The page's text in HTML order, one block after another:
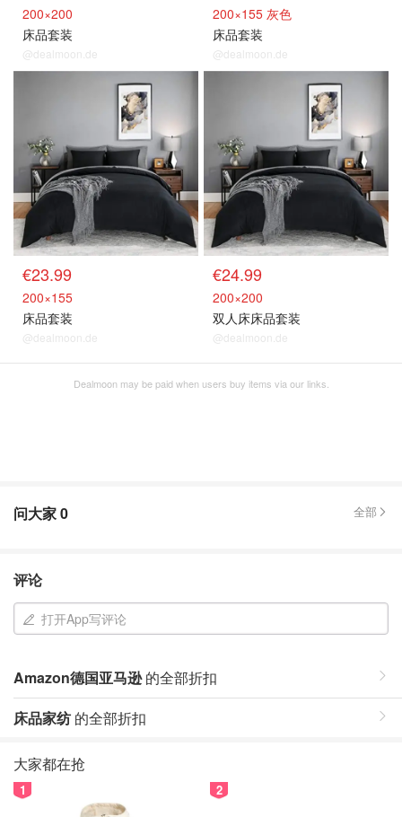
200×200
床品套装
@dealmoon.de
200×155 灰色
床品套装
@dealmoon.de
€23.99
200×155
床品套装
@dealmoon.de
€24.99
200×200
双人床床品套装
@dealmoon.de
Dealmoon may be paid when users buy items via our links.
问大家0 全部
评论
打开App写评论
Amazon德国亚马逊的全部折扣
床品家纺 的全部折扣
大家都在抢
1 2